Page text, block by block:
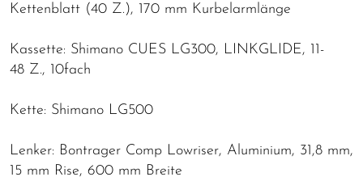
Kettenblatt (40 Z.), 170 mm Kurbelarmlänge
Kassette: Shimano CUES LG300, LINKGLIDE, 11-
48 Z., 10fach
Kette: Shimano LG500
Lenker: Bontrager Comp Lowriser, Aluminium, 31,8 mm,
15 mm Rise, 600 mm Breite